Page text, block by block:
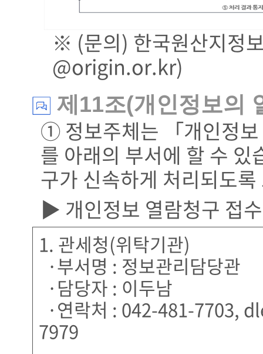
※ (문의) 한국원산지정
@origin.or.kr)
제11조(개인정보의
① 정보주체는 「개인정
를 아래의 부서에 할 수
구가 신속하게 처리되도
▶ 개인정보 열람청구 접
1. 관세청(위탁기관)
·부서명 : 정보관리담당관
·담당자 : 이두남
·연락처 : 042-481-7703,
7979